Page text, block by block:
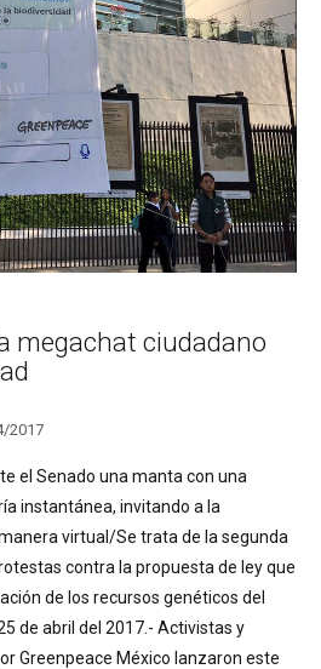
megachat ciudadano
2017
el Senado una manta con una
instantánea, invitando a la
virtual/Se trata de la segunda
contra la propuesta de ley que
de los recursos genéticos del
de abril del 2017.- Activistas y
Greenpeace México lanzaron este